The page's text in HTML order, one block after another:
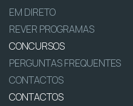
EM DIRETO
REVER PROGRAMAS
CONCURSOS
PERGUNTAS FREQUENTES
CONTACTOS
CONTACTOS